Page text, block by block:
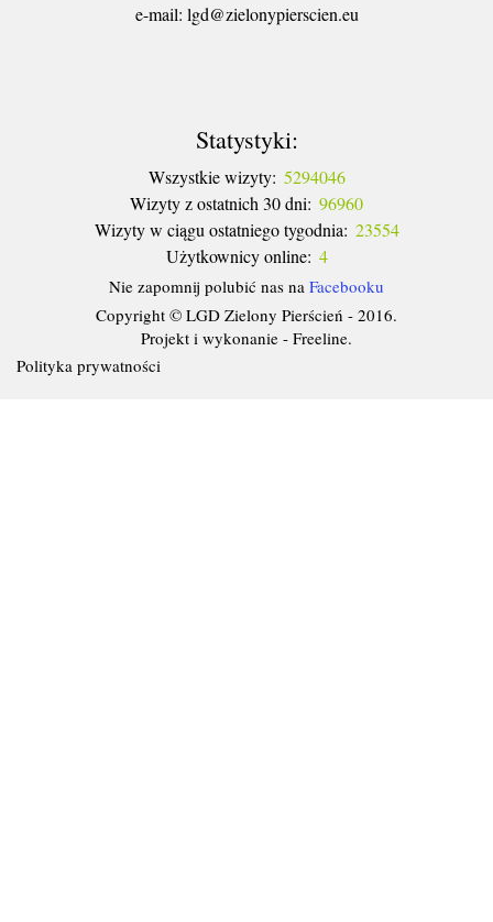
​e-mail: lgd@zielonypierscien.eu
Statystyki:
Wszystkie wizyty: 5294046
Wizyty z ostatnich 30 dni: 96960
Wizyty w ciągu ostatniego tygodnia: 23554
Użytkownicy online: 4
Nie zapomnij polubić nas na Facebooku
Copyright © LGD Zielony Pierścień - 2016.
Projekt i wykonanie - Freeline.
Polityka prywatności